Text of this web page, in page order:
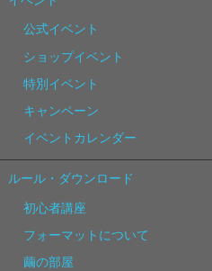
公式イベント
ショップイベント
特別イベント
キャンペーン
イベントカレンダー
ルール・ダウンロード
初心者講座
フォーマットについて
繭の部屋